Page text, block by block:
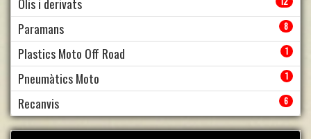
Paramans 8
Plastics Moto Off Road 1
Pneumàtics Moto 1
Recanvis 6